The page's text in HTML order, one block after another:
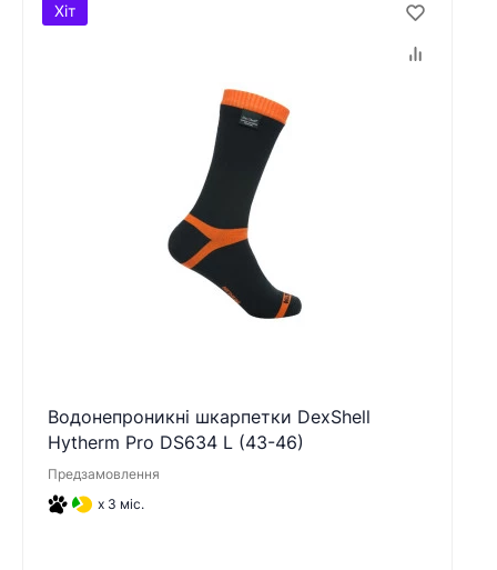
Водонепроникні шкарпетки DexShell
Hytherm Pro DS634 L (43-46)
Предзамовлення
x 3 міс.
Хіт